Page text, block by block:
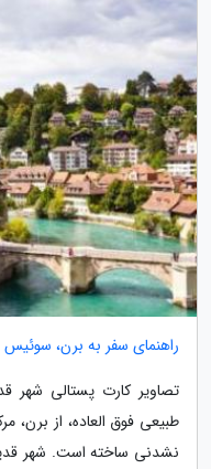
راهنمای سفر به برن، سوئیس
تصاویر کارت پستالی شهر
طبیعی فوق العاده، از
نشدنی ساخته است. شهر